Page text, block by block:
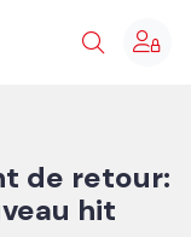
de retour:
hit